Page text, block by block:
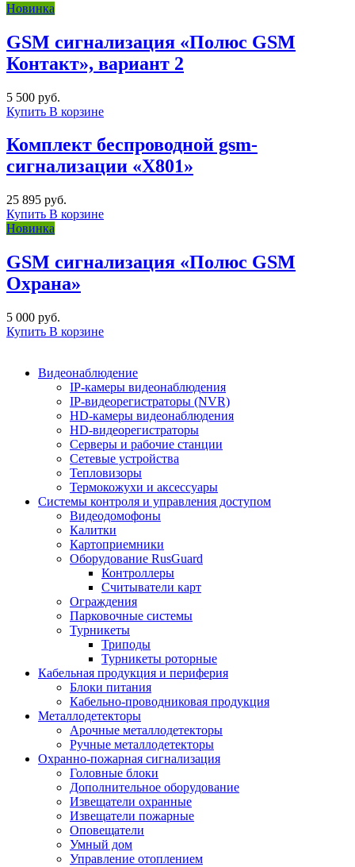
Новинка
GSM сигнализация «Полюс GSM
Контакт», вариант 2
5 500 руб.
Купить В корзине
Комплект беспроводной gsm-
сигнализации «X801»
25 895 руб.
Купить В корзине
Новинка
GSM сигнализация «Полюс GSM
Охрана»
5 000 руб.
Купить В корзине
Видеонаблюдение
IP-камеры видеонаблюдения
IP-видеорегистраторы (NVR)
HD-камеры видеонаблюдения
HD-видеорегистраторы
Серверы и рабочие станции
Сетевые устройства
Тепловизоры
Термокожухи и аксессуары
Системы контроля и управления доступом
Видеодомофоны
Калитки
Картоприемники
Оборудование RusGuard
Контроллеры
Считыватели карт
Ограждения
Парковочные системы
Турникеты
Триподы
Турникеты роторные
Кабельная продукция и периферия
Блоки питания
Кабельно-проводниковая продукция
Металлодетекторы
Арочные металлодетекторы
Ручные металлодетекторы
Охранно-пожарная сигнализация
Головные блоки
Дополнительное оборудование
Извещатели охранные
Извещатели пожарные
Оповещатели
Умный дом
Управление отоплением